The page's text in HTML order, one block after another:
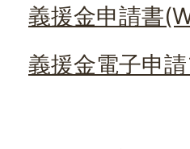
義援金申請書
義援金電子申